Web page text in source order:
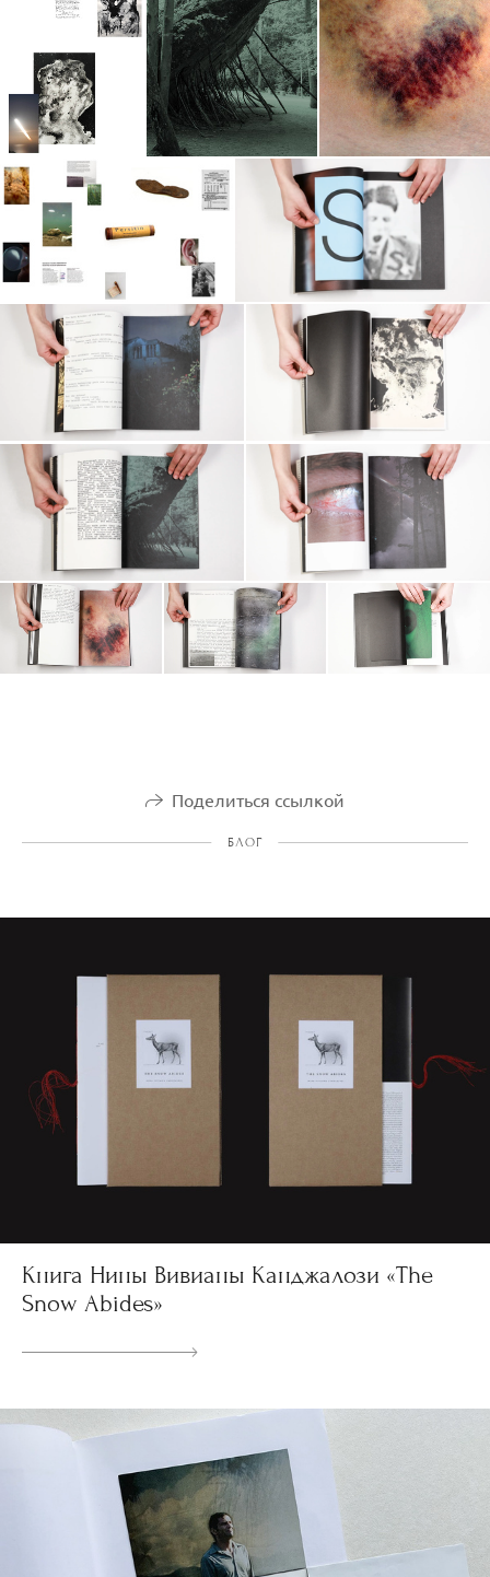
Поделиться ссылкой
БЛОГ
Книга Нины Вивианы Канджалози «The
Snow Abides»